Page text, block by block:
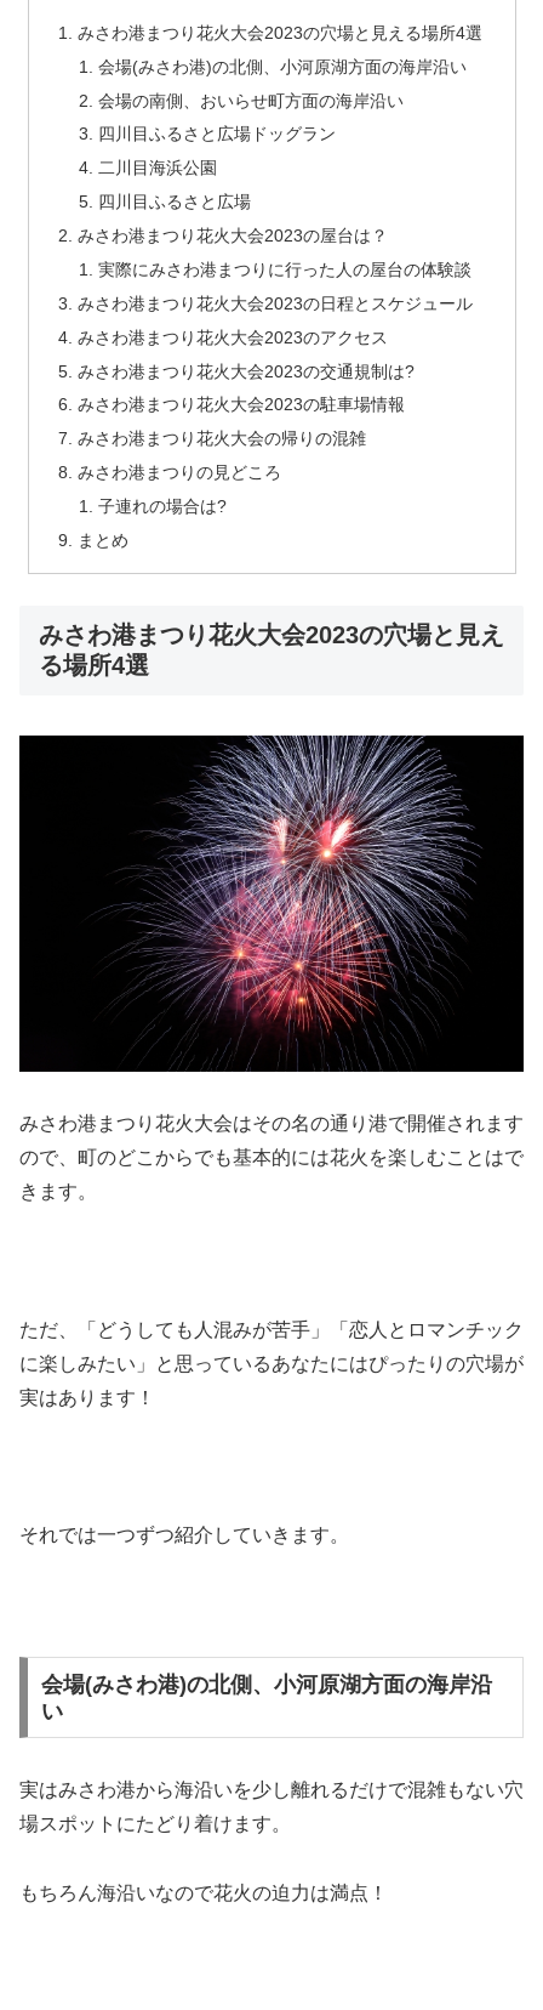
みさわ港まつり花火大会2023の穴場と見える場所4選
会場(みさわ港)の北側、小河原湖方面の海岸沿い
会場の南側、おいらせ町方面の海岸沿い
四川目ふるさと広場ドッグラン
二川目海浜公園
四川目ふるさと広場
みさわ港まつり花火大会2023の屋台は？
実際にみさわ港まつりに行った人の屋台の体験談
みさわ港まつり花火大会2023の日程とスケジュール
みさわ港まつり花火大会2023のアクセス
みさわ港まつり花火大会2023の交通規制は?
みさわ港まつり花火大会2023の駐車場情報
みさわ港まつり花火大会の帰りの混雑
みさわ港まつりの見どころ
子連れの場合は?
まとめ
みさわ港まつり花火大会2023の穴場と見え
る場所4選
みさわ港まつり花火大会はその名の通り港で開催されます
ので、町のどこからでも基本的には花火を楽しむことはで
きます。
ただ、「どうしても人混みが苦手」「恋人とロマンチック
に楽しみたい」と思っているあなたにはぴったりの穴場が
実はあります！
それでは一つずつ紹介していきます。
会場(みさわ港)の北側、小河原湖方面の海岸沿
い
実はみさわ港から海沿いを少し離れるだけで混雑もない穴
場スポットにたどり着けます。
もちろん海沿いなので花火の迫力は満点！